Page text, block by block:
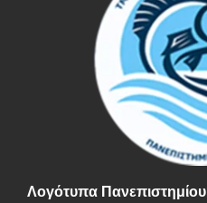
Λογότυπα Πανεπιστημίου